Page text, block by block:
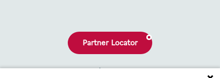
Partner Locator